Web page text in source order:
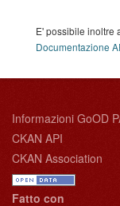
E' possibile inoltre
Documentazione
Informazioni GoOD
CKAN API
CKAN Association
Fatto con